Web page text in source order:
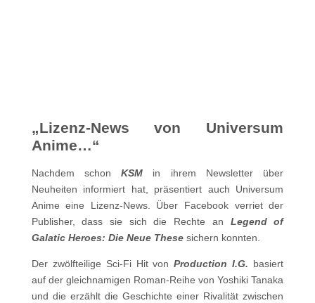
„Lizenz-News von Universum
Anime…“
Nachdem schonKSM in ihrem Newsletter über
Neuheiten informiert hat, präsentiert auch Universum
Anime eine Lizenz-News. Über Facebook verriet der
Publisher, dass sie sich die Rechte an Legend of
Galatic Heroes: Die Neue Thesesichern konnten.
Der zwölfteilige Sci-Fi Hit vonProduction I.G. basiert
auf der gleichnamigen Roman-Reihe von Yoshiki Tanaka
und die erzählt die Geschichte einer Rivalität zwischen